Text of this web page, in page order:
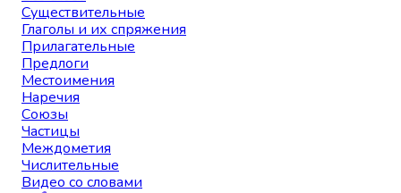
Существительные
Глаголы и их спряжения
Прилагательные
Предлоги
Местоимения
Наречия
Союзы
Частицы
Междометия
Числительные
Видео со словами